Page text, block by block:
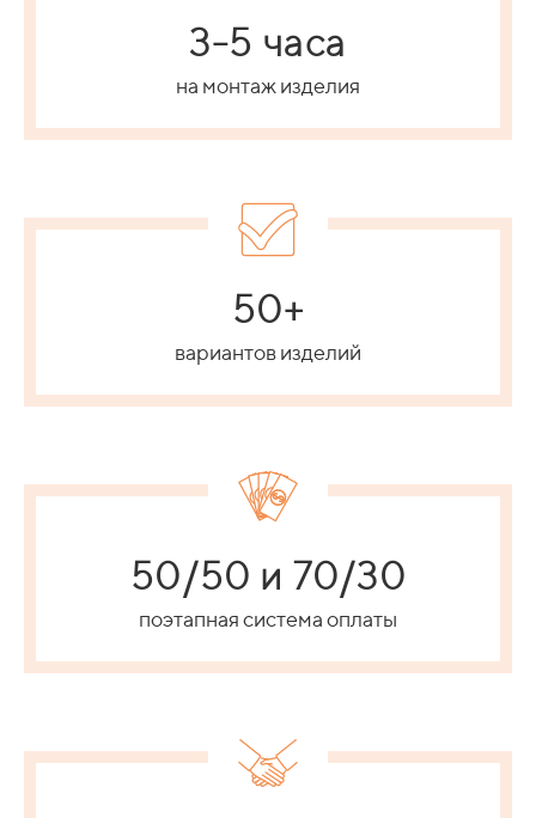
3-5 часа
на монтаж изделия
50+
вариантов изделий
50/50 и 70/30
поэтапная система оплаты